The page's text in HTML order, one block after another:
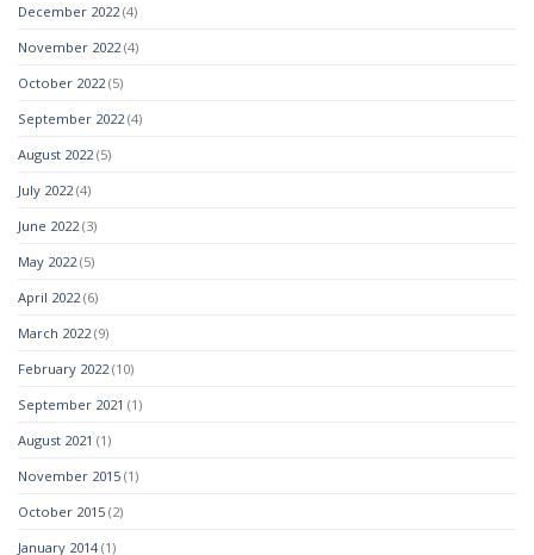
December 2022 (4)
November 2022 (4)
October 2022 (5)
September 2022 (4)
August 2022 (5)
July 2022 (4)
June 2022 (3)
May 2022 (5)
April 2022 (6)
March 2022 (9)
February 2022 (10)
September 2021 (1)
August 2021 (1)
November 2015 (1)
October 2015 (2)
January 2014(1)